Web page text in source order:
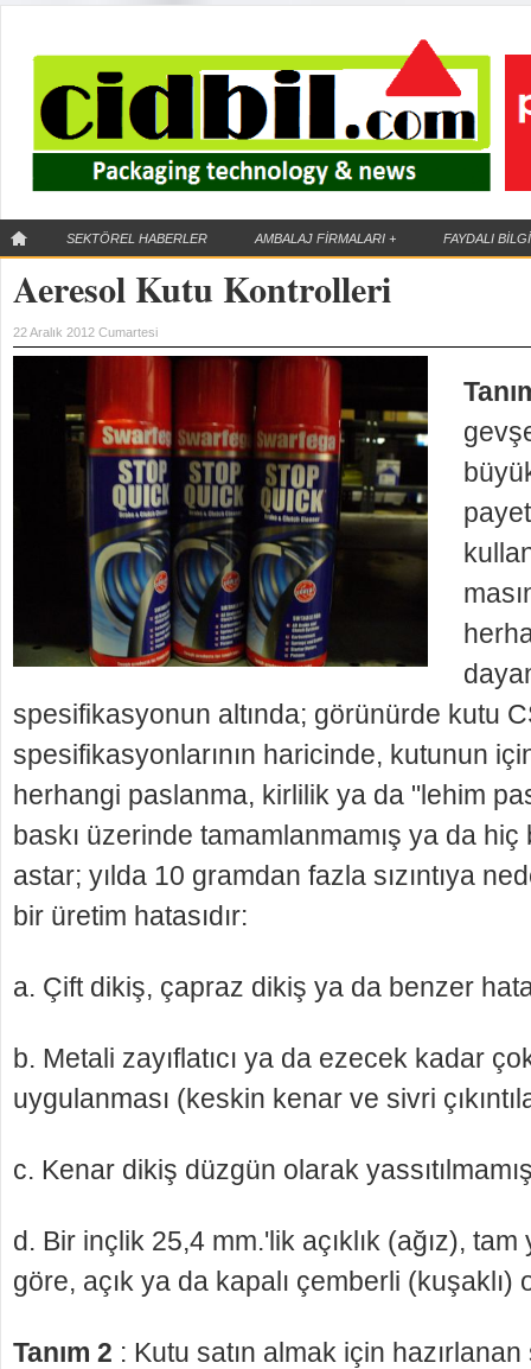
SEKTÖREL HABERLER AMBALAJ FİRMALARI + FAYDALI
Aeresol Kutu Kontrolleri
22 Aralık 2012 Cumartesi
spesifikasyonun altında; görünürde kutu
spesifikasyonlarının haricinde, kutunun
herhangi paslanma, kirlilik ya da "lehim
baskı üzerinde tamam­lanmamış ya da
astar; yılda 10 gramdan fazla sızıntıya
bir üretim hatasıdır:
a. Çift dikiş, çapraz dikiş ya da benzer
b. Metali zayıflatıcı ya da ezecek kadar
uygulanması (keskin kenar ve sivri
c. Kenar dikiş düzgün olarak
d. Bir inçlik 25,4 mm.'lik açıklık (ağız),
göre, açık ya da kapalı çemberli (kuşaklı)
Tanım 2 : Kutu satın almak için
(IML) ne demektir ?
IML Teknolojisi